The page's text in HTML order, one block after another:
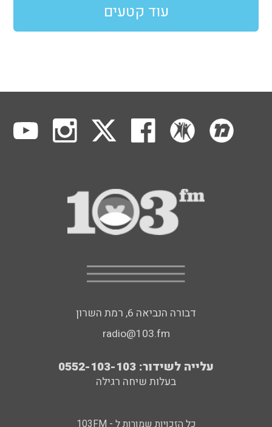
עוד קטעים
דבורה הנביאה 6, רמת השרון
radio@103.fm
עלייה לשידור: 0552-103-103
בעלות שיחה רגילה
כל הזכויות שמורות ל - 103FM